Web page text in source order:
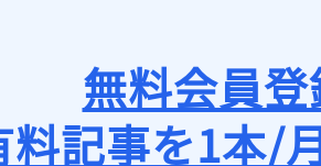
無料会員
料記事を1本/